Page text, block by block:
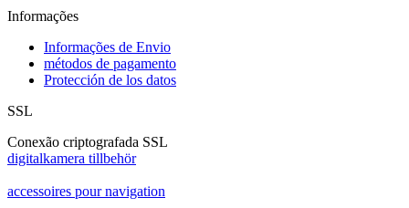
Informações
Informações de Envio
métodos de pagamento
Protección de los datos
SSL
Conexão criptografada SSL
digitalkamera tillbehör
accessoires pour navigation